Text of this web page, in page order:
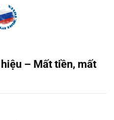
– Mất tiền, mất